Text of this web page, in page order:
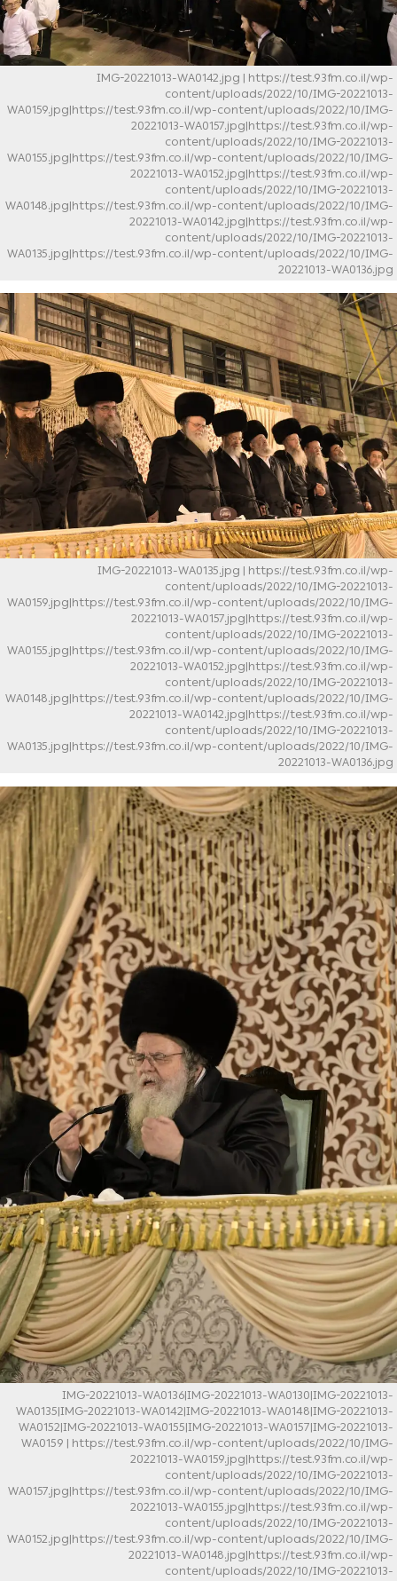
IMG-20221013-WA0142.jpg | https://test.93fm.co.il/wp-
content/uploads/2022/10/IMG-20221013-
WA0159.jpg|https://test.93fm.co.il/wp-content/uploads/2022/10/IMG-
20221013-WA0157.jpg|https://test.93fm.co.il/wp-
content/uploads/2022/10/IMG-20221013-
WA0155.jpg|https://test.93fm.co.il/wp-content/uploads/2022/10/IMG-
20221013-WA0152.jpg|https://test.93fm.co.il/wp-
content/uploads/2022/10/IMG-20221013-
WA0148.jpg|https://test.93fm.co.il/wp-content/uploads/2022/10/IMG-
20221013-WA0142.jpg|https://test.93fm.co.il/wp-
content/uploads/2022/10/IMG-20221013-
WA0135.jpg|https://test.93fm.co.il/wp-content/uploads/2022/10/IMG-
20221013-WA0136.jpg
IMG-20221013-WA0135.jpg | https://test.93fm.co.il/wp-
content/uploads/2022/10/IMG-20221013-
WA0159.jpg|https://test.93fm.co.il/wp-content/uploads/2022/10/IMG-
20221013-WA0157.jpg|https://test.93fm.co.il/wp-
content/uploads/2022/10/IMG-20221013-
WA0155.jpg|https://test.93fm.co.il/wp-content/uploads/2022/10/IMG-
20221013-WA0152.jpg|https://test.93fm.co.il/wp-
content/uploads/2022/10/IMG-20221013-
WA0148.jpg|https://test.93fm.co.il/wp-content/uploads/2022/10/IMG-
20221013-WA0142.jpg|https://test.93fm.co.il/wp-
content/uploads/2022/10/IMG-20221013-
WA0135.jpg|https://test.93fm.co.il/wp-content/uploads/2022/10/IMG-
20221013-WA0136.jpg
IMG-20221013-WA0136|IMG-20221013-WA0130|IMG-20221013-
WA0135|IMG-20221013-WA0142|IMG-20221013-WA0148|IMG-20221013-
WA0152|IMG-20221013-WA0155|IMG-20221013-WA0157|IMG-20221013-
WA0159 | https://test.93fm.co.il/wp-content/uploads/2022/10/IMG-
20221013-WA0159.jpg|https://test.93fm.co.il/wp-
content/uploads/2022/10/IMG-20221013-
WA0157.jpg|https://test.93fm.co.il/wp-content/uploads/2022/10/IMG-
20221013-WA0155.jpg|https://test.93fm.co.il/wp-
content/uploads/2022/10/IMG-20221013-
WA0152.jpg|https://test.93fm.co.il/wp-content/uploads/2022/10/IMG-
20221013-WA0148.jpg|https://test.93fm.co.il/wp-
content/uploads/2022/10/IMG-20221013-